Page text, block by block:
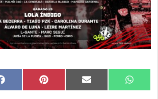
Compartir
en
Facebook Compartir
en
Pinterest Compartir
en
Email
en